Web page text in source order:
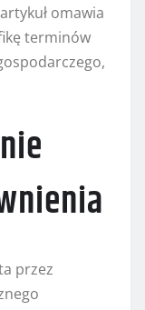
omawia
terminów
przez